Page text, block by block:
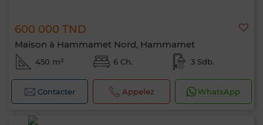
600 000 TND
Maison à Hammamet Nord, Hammamet
450 m² 6 Ch. 3 Sdb.
Contacter Appelez WhatsApp